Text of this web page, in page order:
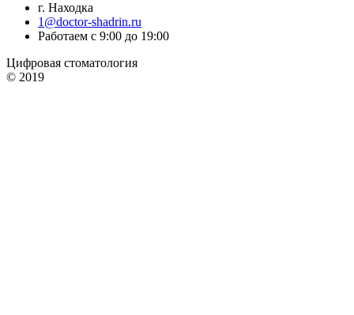
г. Находка
1@doctor-shadrin.ru
Работаем с 9:00 до 19:00
Цифровая стоматология
© 2019